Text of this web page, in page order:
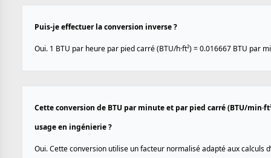
Puis-je effectuer la conversion inverse ?
Oui. 1 BTU par heure par pied carré (BTU/h·ft²) = 0.016667 BTU par
Cette conversion de BTU par minute et par pied carré (BTU/
usage en ingénierie ?
Oui. Cette conversion utilise un facteur normalisé adapté aux calculs